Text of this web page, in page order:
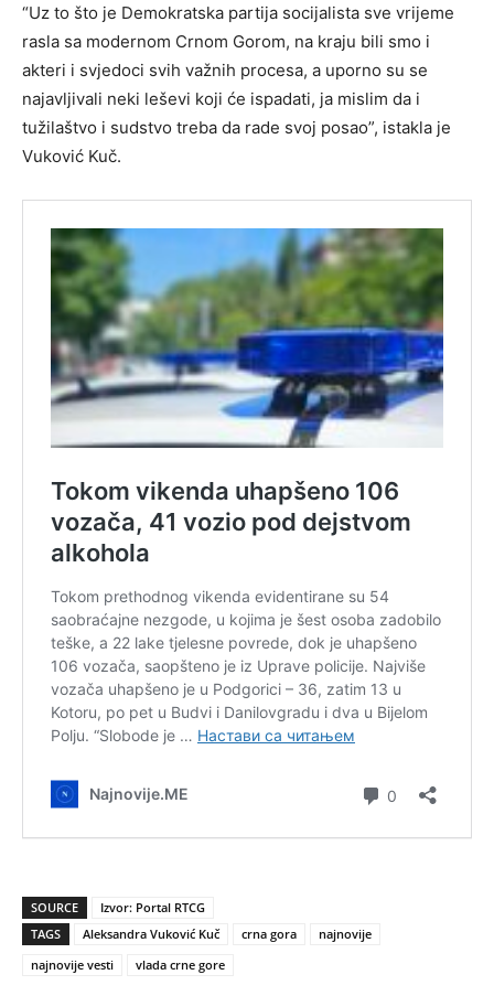
“Uz to što je Demokratska partija socijalista sve vrijeme
rasla sa modernom Crnom Gorom, na kraju bili smo i
akteri i svjedoci svih važnih procesa, a uporno su se
najavljivali neki leševi koji će ispadati, ja mislim da i
tužilaštvo i sudstvo treba da rade svoj posao”, istakla je
Vuković Kuč.
SOURCE
Izvor: Portal RTCG
TAGS
Aleksandra Vuković Kuč crna gora
najnovije
najnovije vesti
vlada crne gore